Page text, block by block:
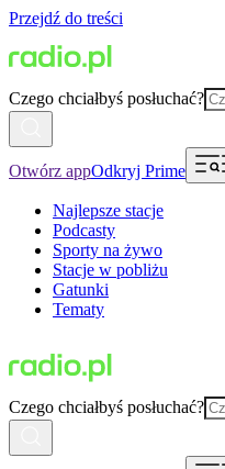
Przejdź do treści
Czego chciałbyś posłuchać?
Otwórz appOdkryj Prime
Najlepsze stacje
Podcasty
Sporty na żywo
Stacje w pobliżu
Gatunki
Tematy
Czego chciałbyś posłuchać?